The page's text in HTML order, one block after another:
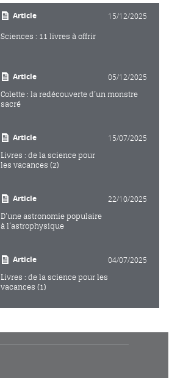
Article 15/12/2025
Sciences : 11 livres à offrir
Article 05/12/2025
Colette : la redécouverte d’un monstre
sacré
Article 15/07/2025
Livres : de la science pour
les vacances (2)
Article 22/10/2025
D’une astronomie populaire
à l’astrophysique
Article 04/07/2025
Livres : de la science pour les
vacances (1)